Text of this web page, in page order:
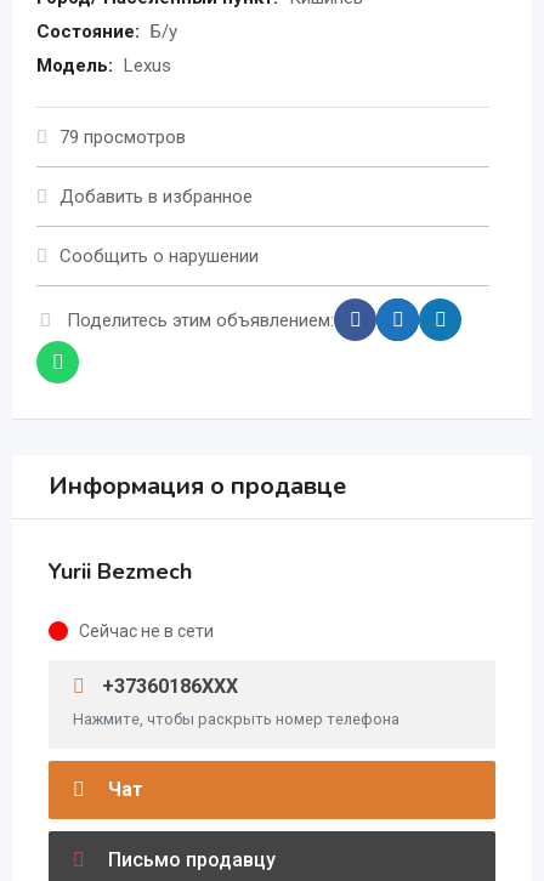
Состояние: Б/у
Модель: Lexus
79 просмотров
Добавить в избранное
Сообщить о нарушении
Поделитесь этим объявлением:
Информация о продавце
Yurii Bezmech
Сейчас не в сети
+37360186XXX
Нажмите, чтобы раскрыть номер телефона
Чат
Письмо продавцу